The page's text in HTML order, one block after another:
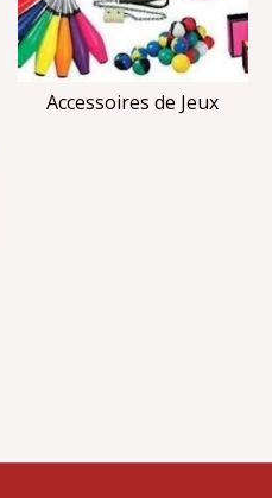
Accessoires de Jeux